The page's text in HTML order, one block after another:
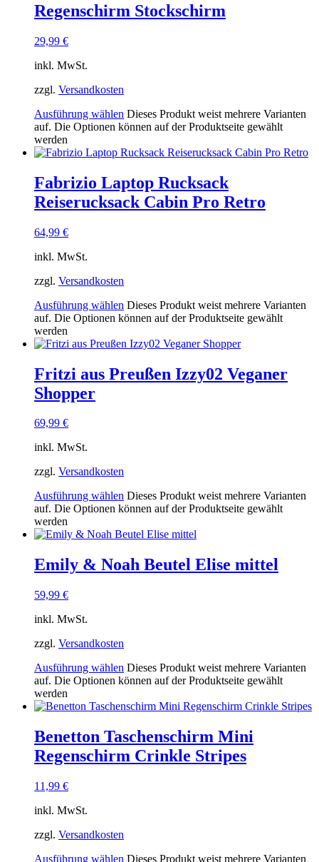
Regenschirm Stockschirm
29,99 €
inkl. MwSt.
zzgl. Versandkosten
Ausführung wählen Dieses Produkt weist mehrere Varianten
auf. Die Optionen können auf der Produktseite gewählt
werden
Fabrizio Laptop Rucksack
Reiserucksack Cabin Pro Retro
64,99 €
inkl. MwSt.
zzgl. Versandkosten
Ausführung wählen Dieses Produkt weist mehrere Varianten
auf. Die Optionen können auf der Produktseite gewählt
werden
Fritzi aus Preußen Izzy02 Veganer
Shopper
69,99 €
inkl. MwSt.
zzgl. Versandkosten
Ausführung wählen Dieses Produkt weist mehrere Varianten
auf. Die Optionen können auf der Produktseite gewählt
werden
Emily & Noah Beutel Elise mittel
59,99 €
inkl. MwSt.
zzgl. Versandkosten
Ausführung wählen Dieses Produkt weist mehrere Varianten
auf. Die Optionen können auf der Produktseite gewählt
werden
Benetton Taschenschirm Mini
Regenschirm Crinkle Stripes
11,99 €
inkl. MwSt.
zzgl. Versandkosten
Ausführung wählen Dieses Produkt weist mehrere Varianten